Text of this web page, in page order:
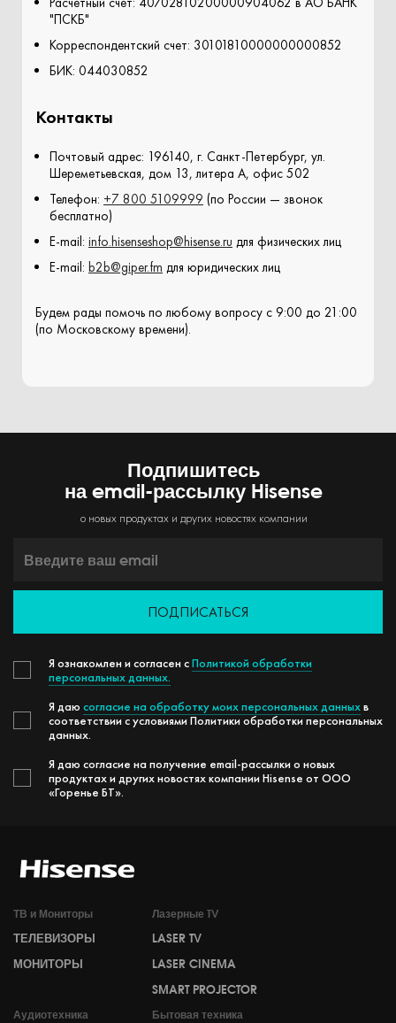
"ПСКБ"
Корреспондентский счет: 30101810000000000852
БИК: 044030852
Контакты
Почтовый адрес: 196140, г. Санкт-Петербург, ул.
Шереметьевская, дом 13, литера А, офис 502
Телефон: +7 800 5109999 (по России — звонок
бесплатно)
E-mail: info.hisenseshop@hisense.ru для физических лиц
E-mail: b2b@giper.fm для юридических лиц
Будем рады помочь по любому вопросу c 9:00 до 21:00
(по Московскому времени).
Подпишитесь
на email-рассылку Hisense
о новых продуктах и других новостях компании
ПОДПИСАТЬСЯ
Я ознакомлен и согласен сПолитикой обработки
персональных данных.
Я даю согласие на обработку моих персональных данныхв
соответствии с условиями Политики обработки персональных
данных.
Я даю согласие на получение email-рассылки о новых
продуктах и других новостях компании Hisense от ООО
«Горенье БТ».
ТВ и Мониторы
ТЕЛЕВИЗОРЫ
МОНИТОРЫ
Лазерные TV
LASER TV
LASER CINEMA
SMART PROJECTOR
Аудиотехника Бытовая техника